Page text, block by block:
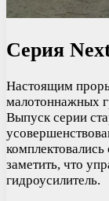
Серия
Настоящим
малотоннажных
Выпуск серии
заметить, что
гидроусилитель.